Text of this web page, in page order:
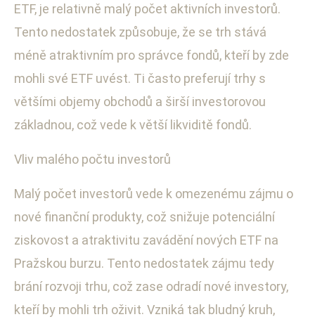
ETF, je relativně malý počet aktivních investorů.
Tento nedostatek způsobuje, že se trh stává
méně atraktivním pro správce fondů, kteří by zde
mohli své ETF uvést. Ti často preferují trhy s
většími objemy obchodů a širší investorovou
základnou, což vede k větší likviditě fondů.
Vliv malého počtu investorů
Malý počet investorů vede k omezenému zájmu o
nové finanční produkty, což snižuje potenciální
ziskovost a atraktivitu zavádění nových ETF na
Pražskou burzu. Tento nedostatek zájmu tedy
brání rozvoji trhu, což zase odradí nové investory,
kteří by mohli trh oživit. Vzniká tak bludný kruh,